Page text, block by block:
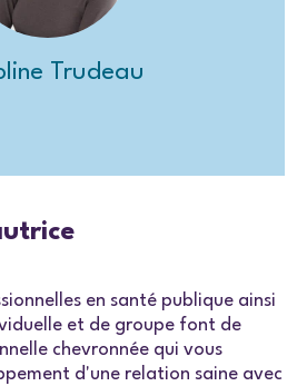
Trudeau
en santé publique ainsi
et de groupe font de
chevronnée qui vous
d'une relation saine avec